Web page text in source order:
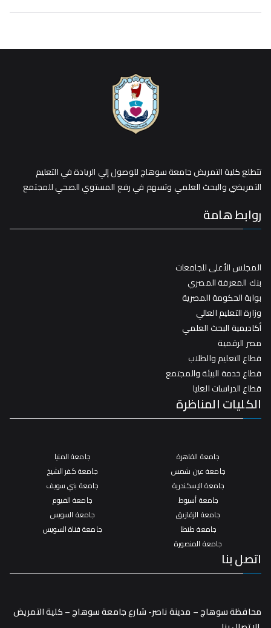
تتطلع كلية التمريض جامعة سوهاج للوصول إلي الريادة في التعليم
التمريضي والبحث العلمي وتسهم في رفع المستوي الصحي للمجتمع
روابط هامة
المجلس الأعلى للجامعات
بنك المعرفة المصري
بوابة الحكومة المصرية
وزارة التعليم العالي
أكاديمية البحث العلمي
مصر الرقمية
قطاع التعليم والطلاب
قطاع خدمة البيئة والمجتمع
قطاع الدراسات العليا
الكليات المناظرة
جامعة القاهرة
جامعة عين شمس
جامعة الإسكندرية
جامعة أسيوط
جامعة الزقازيق
جامعة طنطا
جامعة المنصورة
جامعة المنيا
جامعة كفر الشيخ
جامعة بني سويف
جامعة الفيوم
جامعة السويس
جامعة قناة السويس
اتصل بنا
محافظة سوهاج – مدينة ناصر- شارع جامعة سوهاج – كلية التمريض